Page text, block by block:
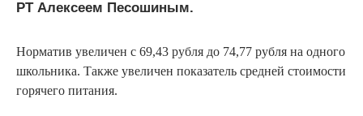
РТ Алексеем Песошиным.
Норматив увеличен с 69,43 рубля до 74,77 рубля на одного
школьника. Также увеличен показатель средней стоимости
горячего питания.